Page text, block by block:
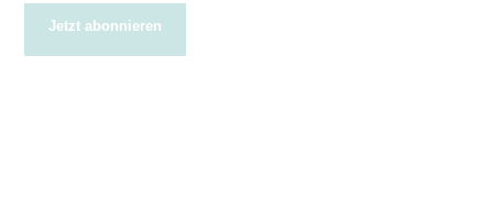
Jetzt abonnieren